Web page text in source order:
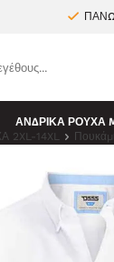
ΑΝΔΡΙΚΑ ΡΟΥΧΑ
2XL-14XL